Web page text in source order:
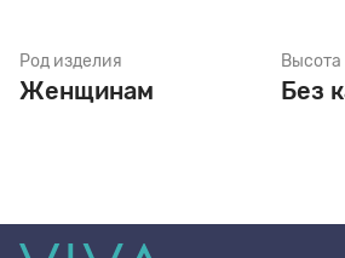
Род изделия
Женщинам
Высота
Без